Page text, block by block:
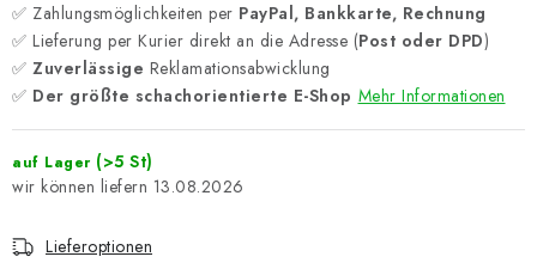
✅ Zahlungsmöglichkeiten per PayPal, Bankkarte, Rechnung
✅ Lieferung per Kurier direkt an die Adresse (Post oder DPD)
✅ Zuverlässige Reklamationsabwicklung
✅ Der größte schachorientierte E-Shop Mehr Informationen
auf Lager (>5 St)
13.08.2026
Lieferoptionen